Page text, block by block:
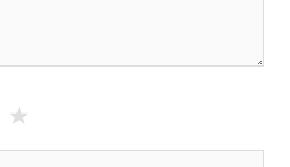
★